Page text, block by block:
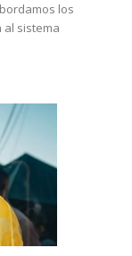
los
sistema